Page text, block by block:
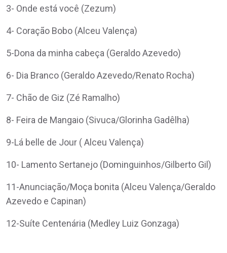
3- Onde está você (Zezum)
4- Coração Bobo (Alceu Valença)
5-Dona da minha cabeça (Geraldo Azevedo)
6- Dia Branco (Geraldo Azevedo/Renato Rocha)
7- Chão de Giz (Zé Ramalho)
8- Feira de Mangaio (Sivuca/Glorinha Gadêlha)
9-Lá belle de Jour ( Alceu Valença)
10- Lamento Sertanejo (Dominguinhos/Gilberto Gil)
11-Anunciação/Moça bonita (Alceu Valença/Geraldo
Azevedo e Capinan)
12-Suíte Centenária (Medley Luiz Gonzaga)